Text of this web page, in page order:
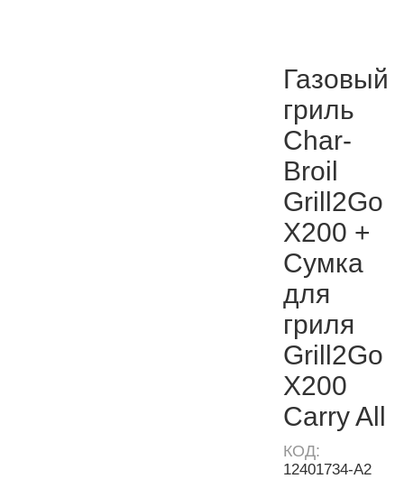
Газовый
гриль
Char-
Broil
Grill2Go
X200 +
Сумка
для
гриля
Grill2Go
X200
Carry All
КОД:
12401734-A2